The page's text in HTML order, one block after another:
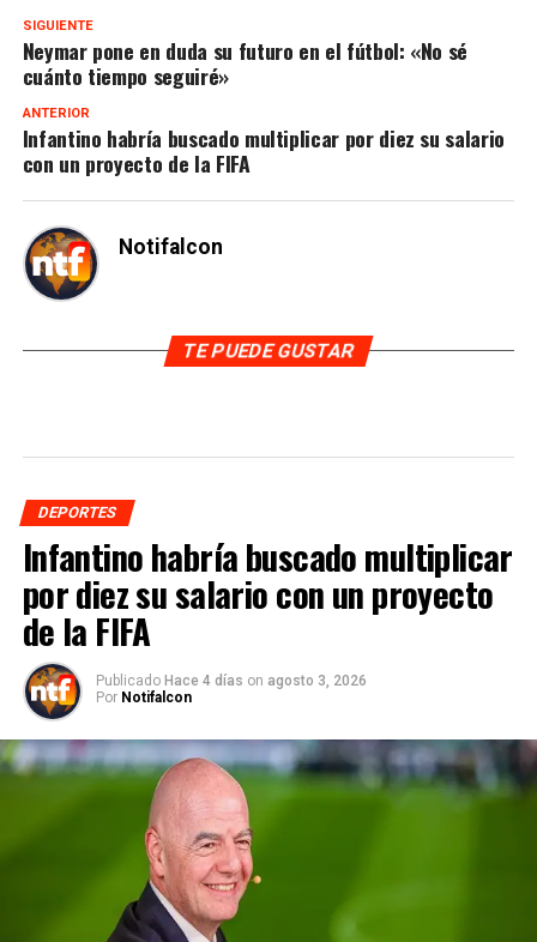
SIGUIENTE
Neymar pone en duda su futuro en el fútbol: «No sé
cuánto tiempo seguiré»
ANTERIOR
Infantino habría buscado multiplicar por diez su salario
con un proyecto de la FIFA
Notifalcon
TE PUEDE GUSTAR
DEPORTES
Infantino habría buscado multiplicar
por diez su salario con un proyecto
de la FIFA
Publicado Hace 4 días on agosto 3, 2026
Por Notifalcon